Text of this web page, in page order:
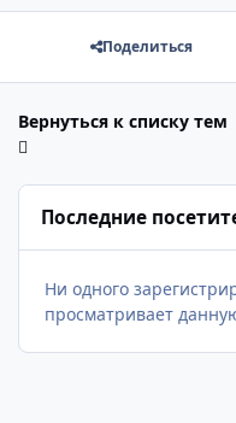
Поделиться
Вернуться к списку тем
Последние
Ни одного
просматривает